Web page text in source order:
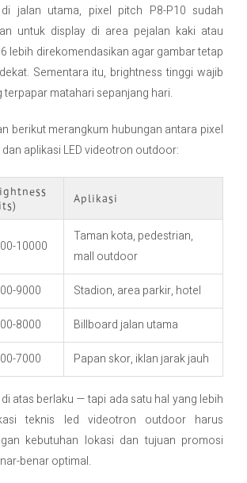
jalan utama, pixel pitch P8-P10 sudah
untuk display di area pejalan kaki atau
lebih direkomendasikan agar gambar tetap
Sementara itu, brightness tinggi wajib
terpapar matahari sepanjang hari.
berikut merangkum hubungan antara pixel
aplikasi LED videotron outdoor:
Aplikasi
10000
Taman kota, pedestrian,
mall outdoor
9000 Stadion, area parkir, hotel
8000 Billboard jalan utama
7000 Papan skor, iklan jarak jauh
atas berlaku — tapi ada satu hal yang lebih
teknis led videotron outdoor harus
kebutuhan lokasi dan tujuan promosi
benar optimal.